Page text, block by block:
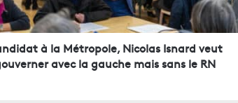
à la Métropole, Nicolas Isnard veut
avec la gauche mais sans le RN